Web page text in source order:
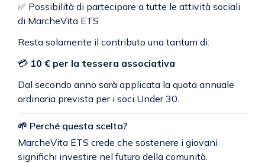
✅ Possibilità di partecipare a tutte le attività sociali
di MarcheVita ETS
Resta solamente il contributo una tantum di:
💳 10 € per la tessera associativa
Dal secondo anno sarà applicata la quota annuale
ordinaria prevista per i soci Under 30.
🌱 Perché questa scelta?
MarcheVita ETS crede che sostenere i giovani
significhi investire nel futuro della comunità.